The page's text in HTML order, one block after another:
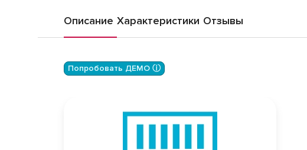
Описание Характеристики Отзывы
Попробовать ДЕМО ⓘ